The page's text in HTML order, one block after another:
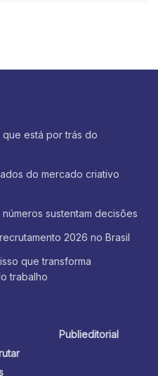
está por trás do
do mercado criativo
sustentam decisões
2026 no Brasil
que transforma
trabalho
Publieditorial